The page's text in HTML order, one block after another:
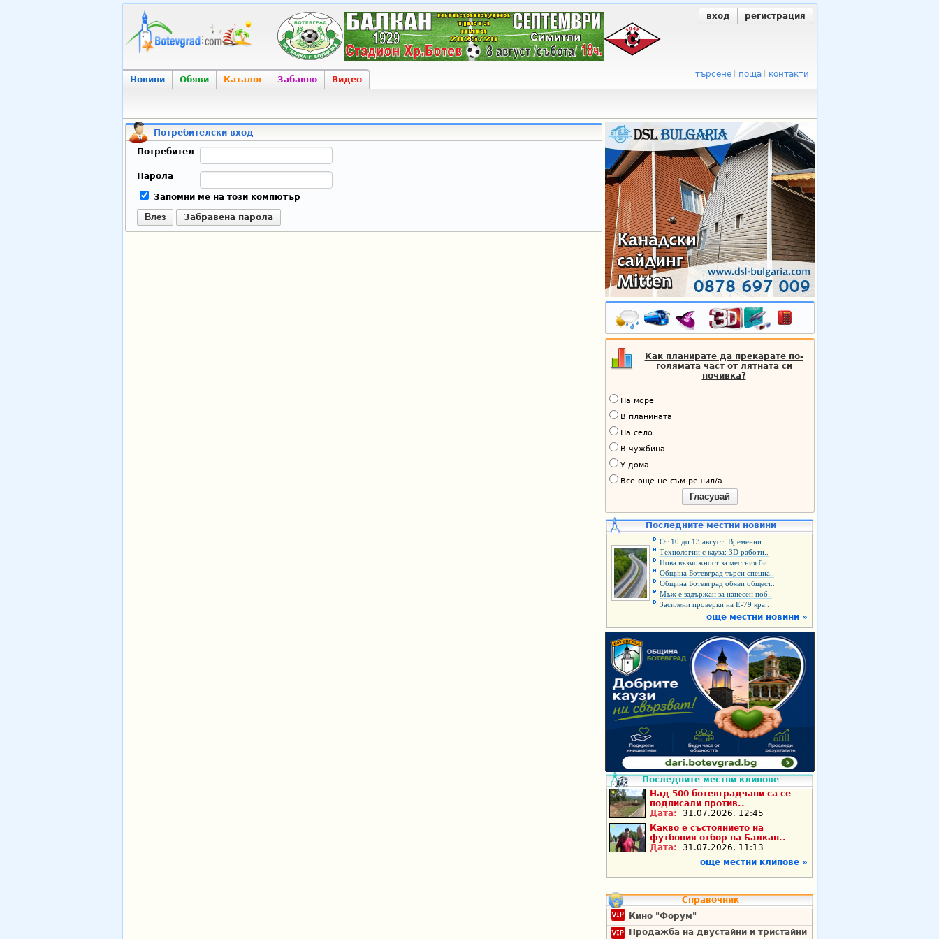
вход регистрация
Новини Обяви Каталог Забавно Видео
търсене поща контакти
Потребителски вход
Потребител
Парола
Запомни ме на този компютър
Влез Забравена парола
Как планирате да прекарате по-
голямата част от лятната си
почивка?
На море
В планината
На село
В чужбина
У дома
Все още не съм решил/а
Гласувай
Последните местни новини
От 10 до 13 август: Временни ..
Технологии с кауза: 3D работи..
Нова възможност за местния би..
Община Ботевград търси специа..
Община Ботевград обяви общест..
Мъж е задържан за нанесен поб..
Засилени проверки на Е-79 кра..
още местни новини »
Последните местни клипове
Над 500 ботевградчани са се
подписали против..
Дата:
31.07.2026, 12:45
Какво е състоянието на
футбония отбор на Балкан..
Дата:
31.07.2026, 11:13
още местни клипове »
Справочник
Кино "Форум"
Продажба на двустайни и тристайни